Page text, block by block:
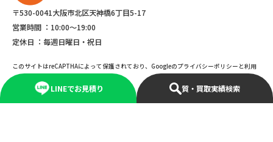
LINEでお見積り 質・買取実績検索
〒530-0041大阪市北区天神橋6丁目5-17
営業時間 ： 10:00～19:00
定休日 ： 毎週日曜日・祝日
このサイトはreCAPTHAによって保護されており、Googleのプライバシーポリシーと利用
規約が適応されます。